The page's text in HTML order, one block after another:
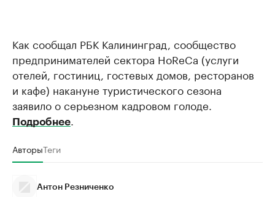
Как сообщал РБК Калининград, сообщество
предпринимателей сектора HoReCa (услуги
отелей, гостиниц, гостевых домов, ресторанов
и кафе) накануне туристического сезона
заявило о серьезном кадровом голоде.
Подробнее
АвторыТеги
Антон Резниченко